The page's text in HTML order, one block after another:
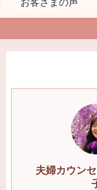
お客さまの声
夫婦カウン